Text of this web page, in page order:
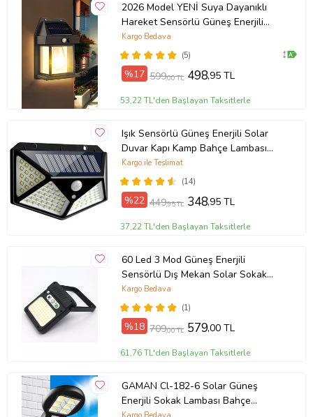
2026 Model YENİ Suya Dayanıklı
Hareket Sensörlü Güneş Enerjili
Solar LED Dış Mekan Bahçe Lambası
(5)
Kargo Bedava
%17 599,00 TL 498,95 TL
53,22 TL'den Başlayan Taksitlerle
Işık Sensörlü Güneş Enerjili Solar
Duvar Kapı Kamp Bahçe Lambası
Fotoselli Projektör 100 Led Lambalı
(14)
Kargo ile Teslimat
%22 449,95 TL 348,95 TL
37,22 TL'den Başlayan Taksitlerle
60 Led 3 Mod Güneş Enerjili
Sensörlü Dış Mekan Solar Sokak
Bahçe
(1)
Kargo Bedava
%18 709,00 TL 579,00 TL
61,76 TL'den Başlayan Taksitlerle
GAMAN Cl-182-6 Solar Güneş
Enerjili Sokak Lambası Bahçe